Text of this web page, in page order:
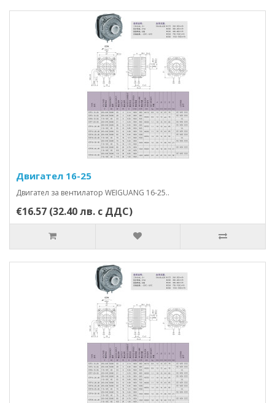
Двигател 16-25
Двигател за вентилатор WEIGUANG 16-25..
€16.57 (32.40 лв. с ДДС)